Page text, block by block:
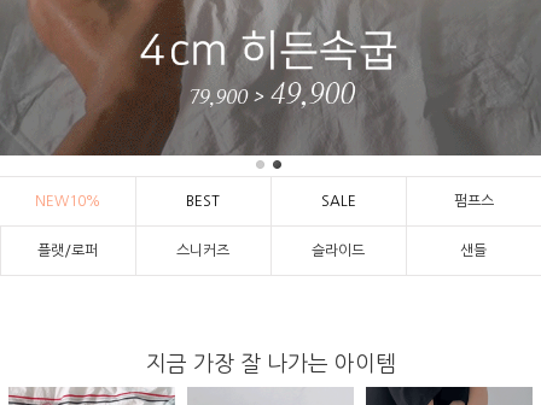
NEW10% BEST SALE 펌프스
플랫/로퍼 스니커즈 슬라이드 샌들
지금 가장 잘 나가는 아이템